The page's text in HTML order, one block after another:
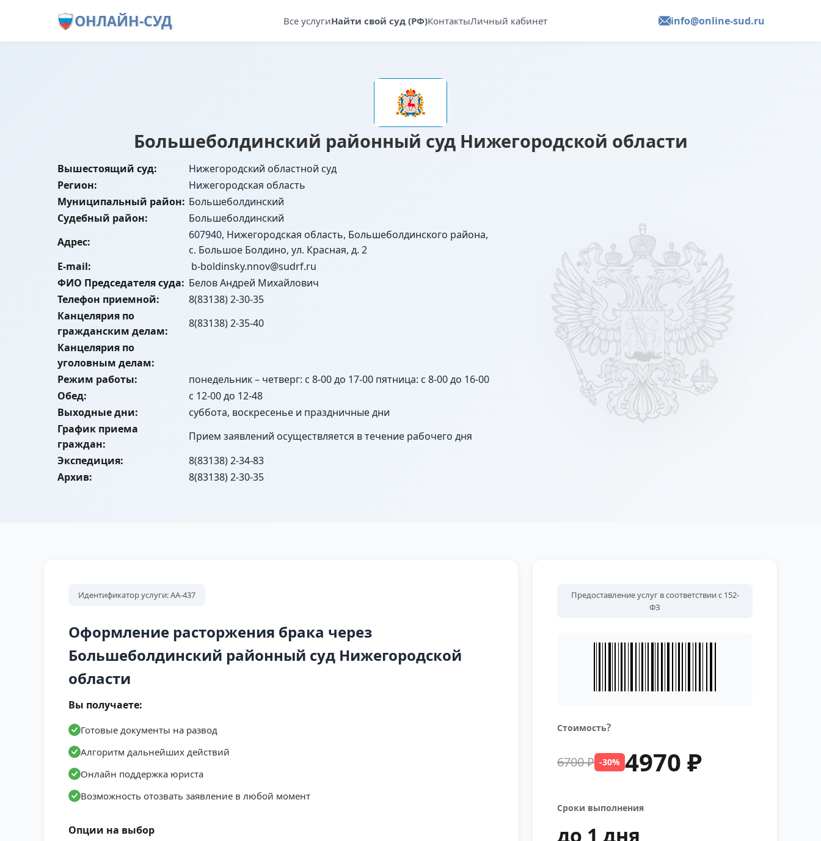
ОНЛАЙН-СУД Все услугиНайти свой суд (РФ)КонтактыЛичный кабинет info@online-sud.ru
Большеболдинский районный суд Нижегородской области
Вышестоящий суд:
Нижегородский областной суд
Регион:
Нижегородская область
Муниципальный район: Большеболдинский
Судебный район:
Большеболдинский
Адрес:
607940, Нижегородская область, Большеболдинского района,
с. Большое Болдино, ул. Красная, д. 2
E-mail:
b-boldinsky.nnov@sudrf.ru
ФИО Председателя суда: Белов Андрей Михайлович
Телефон приемной:
8(83138) 2-30-35
Канцелярия по
гражданским делам:
8(83138) 2-35-40
Канцелярия по
уголовным делам:
Режим работы:
понедельник – четверг: с 8-00 до 17-00 пятница: с 8-00 до 16-00
Обед:
с 12-00 до 12-48
Выходные дни:
суббота, воскресенье и праздничные дни
График приема
граждан:
Прием заявлений осуществляется в течение рабочего дня
Экспедиция:
8(83138) 2-34-83
Архив:
8(83138) 2-30-35
Идентификатор услуги: АА-437
Оформление расторжения брака через
Большеболдинский районный суд Нижегородской
области
Вы получаете:
Готовые документы на развод
Алгоритм дальнейших действий
Онлайн поддержка юриста
Возможность отозвать заявление в любой момент
Опции на выбор
Предоставление услуг в соответствии с 152-
ФЗ
Стоимость?
6700 ₽ -30% 4970 ₽
Сроки выполнения
до 1 дня